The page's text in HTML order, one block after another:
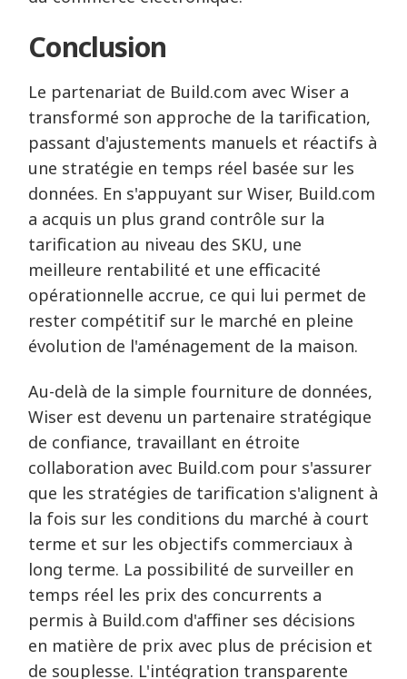
Conclusion
Le partenariat de Build.com avec Wiser a
transformé son approche de la tarification,
passant d'ajustements manuels et réactifs à
une stratégie en temps réel basée sur les
données. En s'appuyant sur Wiser, Build.com
a acquis un plus grand contrôle sur la
tarification au niveau des SKU, une
meilleure rentabilité et une efficacité
opérationnelle accrue, ce qui lui permet de
rester compétitif sur le marché en pleine
évolution de l'aménagement de la maison.
Au-delà de la simple fourniture de données,
Wiser est devenu un partenaire stratégique
de confiance, travaillant en étroite
collaboration avec Build.com pour s'assurer
que les stratégies de tarification s'alignent à
la fois sur les conditions du marché à court
terme et sur les objectifs commerciaux à
long terme. La possibilité de surveiller en
temps réel les prix des concurrents a
permis à Build.com d'affiner ses décisions
en matière de prix avec plus de précision et
de souplesse. L'intégration transparente